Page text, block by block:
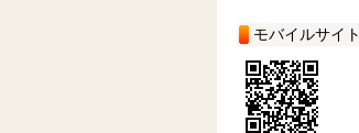
モバイルサイト